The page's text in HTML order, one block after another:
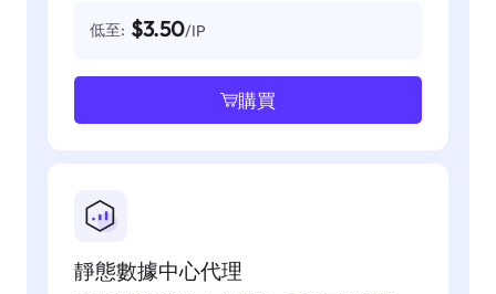
低至: $3.50/IP
購買
靜態數據中心代理